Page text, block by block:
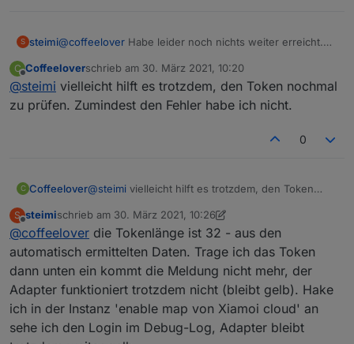
S steimi@coffeelover Habe leider noch nichts weiter erreicht.
ioBroker kann komplett in das IoT Netz, aus dem IoT-
Netz sind nur einzelne Ports zu meinen ioBroker-Server
mögich. Dachte es liegt daran, habe aber noch nichts
C
Offline
Coffeeloverschrieb am 30. März 2021, 10:20
zuletzt editiert von
@steimi vielleicht hilft es trotzdem, den Token nochmal
zu prüfen. Zumindest den Fehler habe ich nicht.
0
C Coffeelover@steimi vielleicht hilft es trotzdem, den Token
ich nicht.
S
Offline
steimischrieb am 30. März 2021, 10:26
zuletzt editiert von steimi
@coffeelover die Tokenlänge ist 32 - aus den
automatisch ermittelten Daten. Trage ich das Token
dann unten ein kommt die Meldung nicht mehr, der
Adapter funktioniert trotzdem nicht (bleibt gelb). Hake
ich in der Instanz 'enable map von Xiamoi cloud' an
sehe ich den Login im Debug-Log, Adapter bleibt